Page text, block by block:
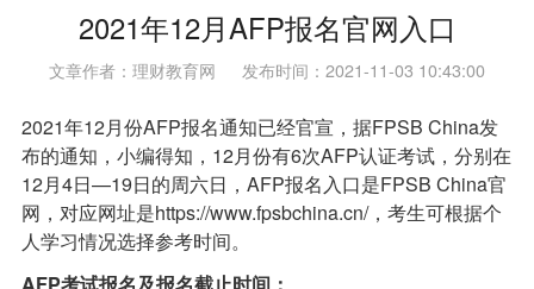
2021年12月AFP报名官网入口
文章作者：理财教育网 发布时间：2021-11-03 10:43:00
2021年12月份AFP报名通知已经官宣，据FPSB China发
布的通知，小编得知，12月份有6次AFP认证考试，分别在
12月4日—19日的周六日，AFP报名入口是FPSB China官
网，对应网址是https://www.fpsbchina.cn/，考生可根据个
人学习情况选择参考时间。